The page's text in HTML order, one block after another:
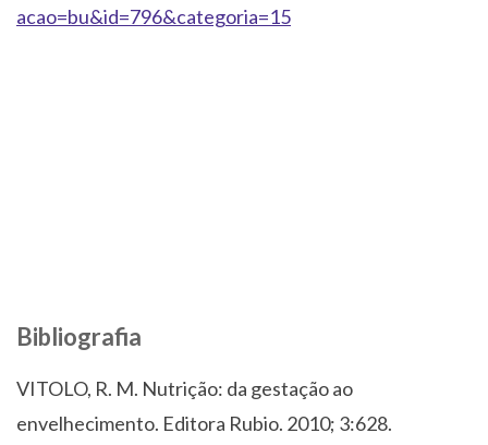
acao=bu&id=796&categoria=15
Bibliografia
VITOLO, R. M. Nutrição: da gestação ao
envelhecimento. Editora Rubio. 2010; 3:628.